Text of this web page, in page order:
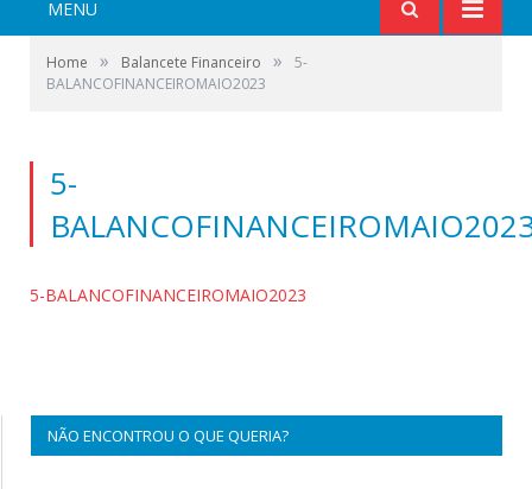
MENU
Home » Balancete Financeiro »
5-
BALANCOFINANCEIROMAIO2023
5-
5-BALANCOFINANCEIROMAIO2023
NÃO ENCONTROU O QUE QUERIA?